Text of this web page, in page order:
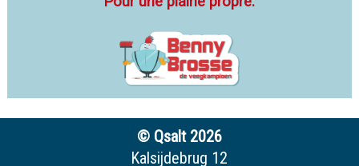
© Qsalt 2026
Kalsijdebrug 12